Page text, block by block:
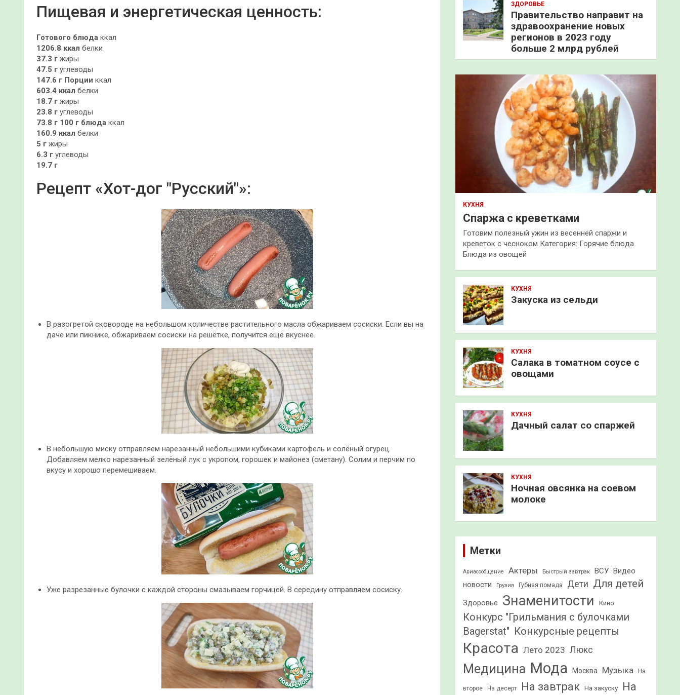
Пищевая и энергетическая ценность:
Готового блюда ккал
1206.8 ккал белки
37.3 г жиры
47.5 г углеводы
147.6 г Порции ккал
603.4 ккал белки
18.7 г жиры
23.8 г углеводы
73.8 г 100 г блюда ккал
160.9 ккал белки
5 г жиры
6.3 г углеводы
19.7 г
Рецепт «Хот-дог "Русский"»:
В разогретой сковороде на небольшом количестве растительного масла обжариваем сосиски. Если вы на
даче или пикнике, обжариваем сосиски на решётке, получится ещё вкуснее.
В небольшую миску отправляем нарезанный небольшими кубиками картофель и солёный огурец.
Добавляем мелко нарезанный зелёный лук с укропом, горошек и майонез (сметану). Солим и перчим по
вкусу и хорошо перемешиваем.
Уже разрезанные булочки с каждой стороны смазываем горчицей. В середину отправляем сосиску.
ЗДОРОВЬЕ
Правительство направит на
здравоохранение новых
регионов в 2023 году
больше 2 млрд рублей
КУХНЯ
Спаржа с креветками
Готовим полезный ужин из весенней спаржи и
креветок с чесноком Категория: Горячие блюда
Блюда из овощей
КУХНЯ
Закуска из сельди
КУХНЯ
Салака в томатном соусе с
овощами
КУХНЯ
Дачный салат со спаржей
КУХНЯ
Ночная овсянка на соевом
молоке
Метки
Авиасообщение Актеры Быстрый завтрак ВСУ Видео
новости
Грузия Губная помада Дети Для детей
Здоровье Знаменитости Кино
Конкурс "Грильмания с булочками
Bagerstat" Конкурсные рецепты
Красота Лето 2023 Люкс
Медицина Мода Москва Музыка На
второе На десерт На завтрак На закуску
На